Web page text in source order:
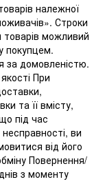
належної
Строки
товарів можливий
покупцем.
за домовленістю.
При
та її вмісту,
під час
ви
від його
Повернення/
з моменту